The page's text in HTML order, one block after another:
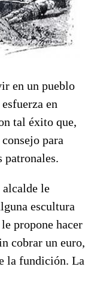
en un pueblo
en
tal éxito que,
para
patronales.
alcalde le
escultura
propone hacer
cobrar un euro,
la fundición. La